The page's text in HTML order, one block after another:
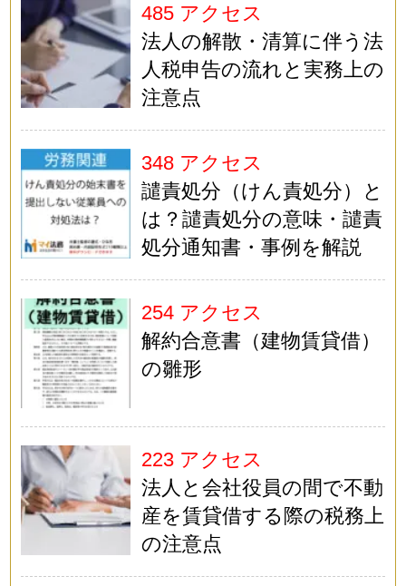
485 アクセス
法人の解散・清算に伴う法
人税申告の流れと実務上の
注意点
348 アクセス
譴責処分（けん責処分）と
は？譴責処分の意味・譴責
処分通知書・事例を解説
254 アクセス
解約合意書（建物賃貸借）
の雛形
223 アクセス
法人と会社役員の間で不動
産を賃貸借する際の税務上
の注意点